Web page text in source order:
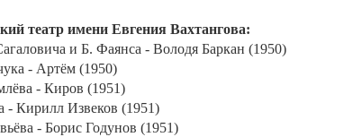
театр имени Евгения Вахтангова:
и Б. Фаянса - Володя Баркан (1950)
- Артём (1950)
- Киров (1951)
Кирилл Извеков (1951)
- Борис Годунов (1951)